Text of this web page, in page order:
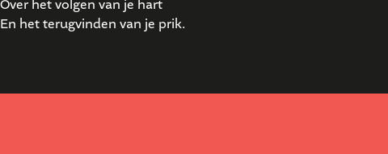
Over het volgen van je hart
En het terugvinden van je prik.